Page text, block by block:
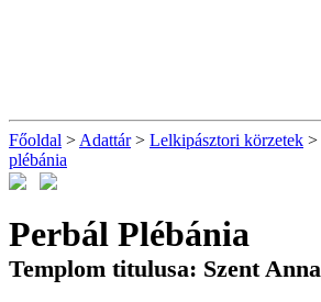
Főoldal > Adattár> Lelkipásztori körzetek >
plébánia
Perbál Plébánia
Templom titulusa: Szent Anna